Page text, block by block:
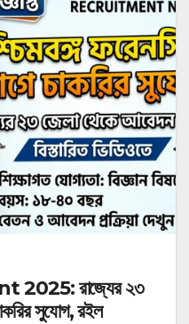
রাজ্যের ২৩
সুযোগ, রইল